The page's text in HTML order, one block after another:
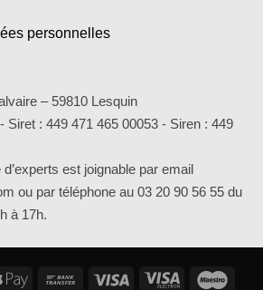
personnelles
– 59810 Lesquin
Siret : 449 471 465 00053 - Siren : 449
est joignable par email
ou par téléphone au 03 20 90 56 55 du
à 17h.
Apple
Bank
Visa
Visa